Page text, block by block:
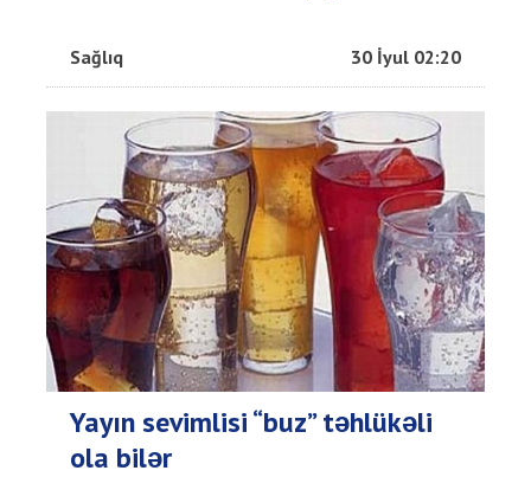
Sağlıq 30 İyul 02:20
Yayın sevimlisi “buz” təhlükəli
ola bilər